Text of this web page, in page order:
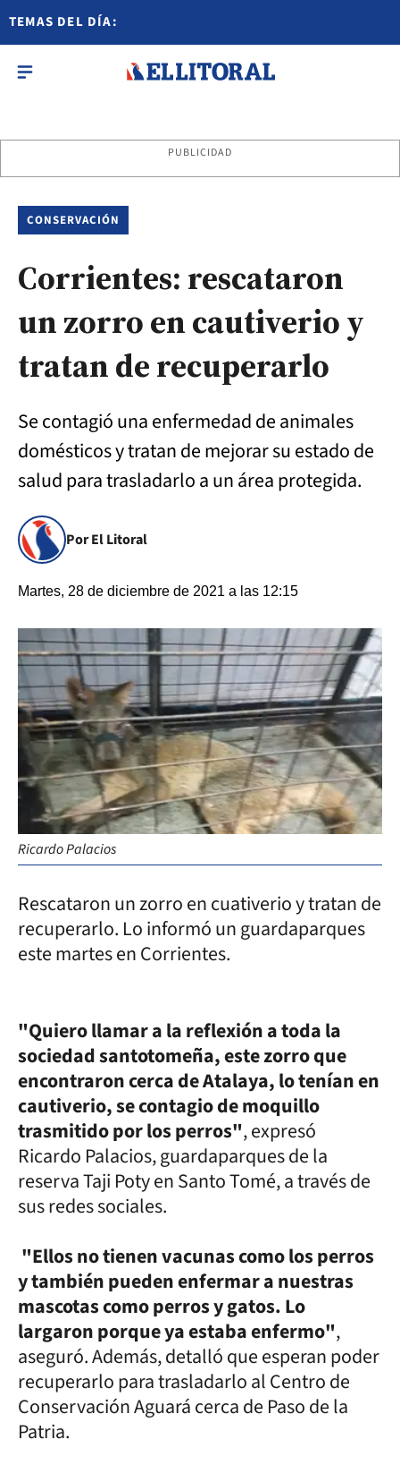
TEMAS DEL DÍA:
PUBLICIDAD
CONSERVACIÓN
Corrientes: rescataron
un zorro en cautiverio y
tratan de recuperarlo
Se contagió una enfermedad de animales
domésticos y tratan de mejorar su estado de
salud para trasladarlo a un área protegida.
Por El Litoral
Martes, 28 de diciembre de 2021 a las 12:15
Ricardo Palacios
Rescataron un zorro en cuativerio y tratan de
recuperarlo. Lo informó un guardaparques
este martes en Corrientes.
"Quiero llamar a la reflexión a toda la
sociedad santotomeña, este zorro que
encontraron cerca de Atalaya, lo tenían en
cautiverio, se contagio de moquillo
trasmitido por los perros", expresó
Ricardo Palacios, guardaparques de la
reserva Taji Poty en Santo Tomé, a través de
sus redes sociales.
"Ellos no tienen vacunas como los perros
y también pueden enfermar a nuestras
mascotas como perros y gatos. Lo
largaron porque ya estaba enfermo",
aseguró. Además, detalló que esperan poder
recuperarlo para trasladarlo al Centro de
Conservación Aguará cerca de Paso de la
Patria.